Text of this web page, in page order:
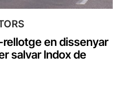
en dissenyar
salvar Indox de